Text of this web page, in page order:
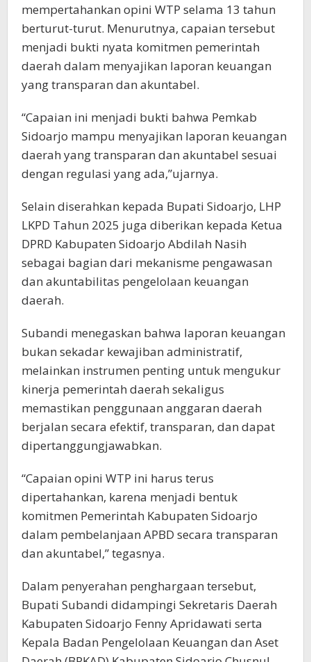
mempertahankan opini WTP selama 13 tahun
berturut-turut. Menurutnya, capaian tersebut
menjadi bukti nyata komitmen pemerintah
daerah dalam menyajikan laporan keuangan
yang transparan dan akuntabel.
“Capaian ini menjadi bukti bahwa Pemkab
Sidoarjo mampu menyajikan laporan keuangan
daerah yang transparan dan akuntabel sesuai
dengan regulasi yang ada,”ujarnya.
Selain diserahkan kepada Bupati Sidoarjo, LHP
LKPD Tahun 2025 juga diberikan kepada Ketua
DPRD Kabupaten Sidoarjo Abdilah Nasih
sebagai bagian dari mekanisme pengawasan
dan akuntabilitas pengelolaan keuangan
daerah.
Subandi menegaskan bahwa laporan keuangan
bukan sekadar kewajiban administratif,
melainkan instrumen penting untuk mengukur
kinerja pemerintah daerah sekaligus
memastikan penggunaan anggaran daerah
berjalan secara efektif, transparan, dan dapat
dipertanggungjawabkan.
“Capaian opini WTP ini harus terus
dipertahankan, karena menjadi bentuk
komitmen Pemerintah Kabupaten Sidoarjo
dalam pembelanjaan APBD secara transparan
dan akuntabel,” tegasnya.
Dalam penyerahan penghargaan tersebut,
Bupati Subandi didampingi Sekretaris Daerah
Kabupaten Sidoarjo Fenny Apridawati serta
Kepala Badan Pengelolaan Keuangan dan Aset